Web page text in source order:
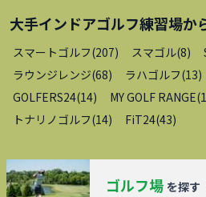
大手インドアゴルフ練習場か
スマートゴルフ(207) スマゴル(8)
ラウンジレンジ(68) ラハゴルフ(13)
GOLFERS24(14) MY GOLF RANGE(
トナリノゴルフ(14) FiT24(43)
ゴルフ場 を探す